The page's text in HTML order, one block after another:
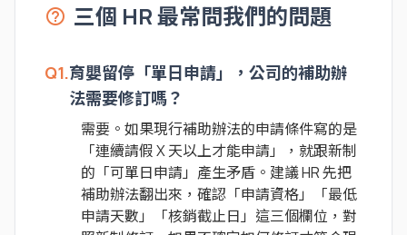
help_outline 三個 HR 最常問我們的問題
Q1.育嬰留停「單日申請」，公司的補助辦
法需要修訂嗎？
需要。如果現行補助辦法的申請條件寫的是
「連續請假 X 天以上才能申請」，就跟新制
的「可單日申請」產生矛盾。建議 HR 先把
補助辦法翻出來，確認「申請資格」「最低
申請天數」「核銷截止日」這三個欄位，對